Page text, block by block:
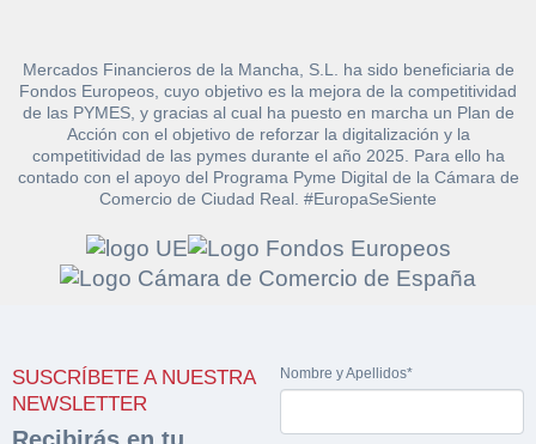
Mercados Financieros de la Mancha, S.L. ha sido beneficiaria de
Fondos Europeos, cuyo objetivo es la mejora de la competitividad
de las PYMES, y gracias al cual ha puesto en marcha un Plan de
Acción con el objetivo de reforzar la digitalización y la
competitividad de las pymes durante el año 2025. Para ello ha
contado con el apoyo del Programa Pyme Digital de la Cámara de
Comercio de Ciudad Real. #EuropaSeSiente
SUSCRÍBETE A NUESTRA
NEWSLETTER
Nombre y Apellidos*
Solicitar
documentación
enlace para descargar la documentación
Nombre y Apellidos*
Hacer Oferta
Razón social* CIF/DNI Ofertante*
Sobre Merfinsa